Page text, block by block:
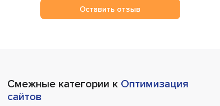
Оставить отзыв
Смежные категории к Оптимизация
сайтов